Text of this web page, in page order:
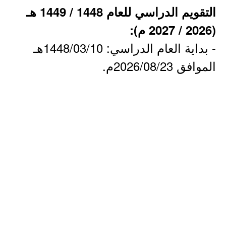
التقويم الدراسي للعام 1448 / 1449 هـ
(2026 / 2027 م):
- بداية العام الدراسي: 1448/03/10هـ
الموافق 2026/08/23م.